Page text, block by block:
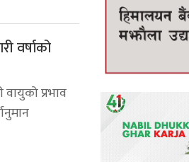
वर्षाको
प्रभाव